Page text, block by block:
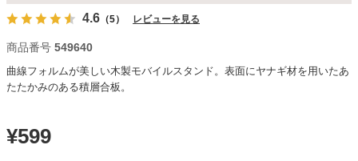
椅子・チェア
食器棚・キッチン収納
4.6 （5） レビューを見る
商品番号 549640
曲線フォルムが美しい木製モバイルスタンド。表面にヤナギ材を用いたあ
たたかみのある積層合板。
¥599